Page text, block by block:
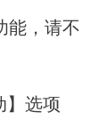
能，请不
】选项